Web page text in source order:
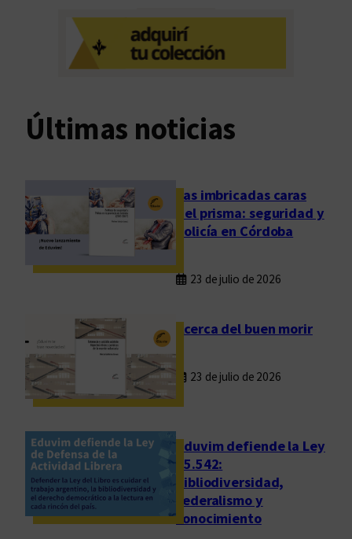
x
p
i
c
i
i
s
ó
c
d
e
l
f
r
Últimas noticias
Las imbricadas caras
del prisma: seguridad y
policía en Córdoba
23 de julio de 2026
Acerca del buen morir
23 de julio de 2026
Eduvim defiende la Ley
25.542:
bibliodiversidad,
federalismo y
conocimiento